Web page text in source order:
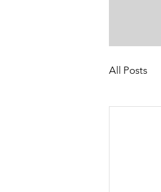
All Posts